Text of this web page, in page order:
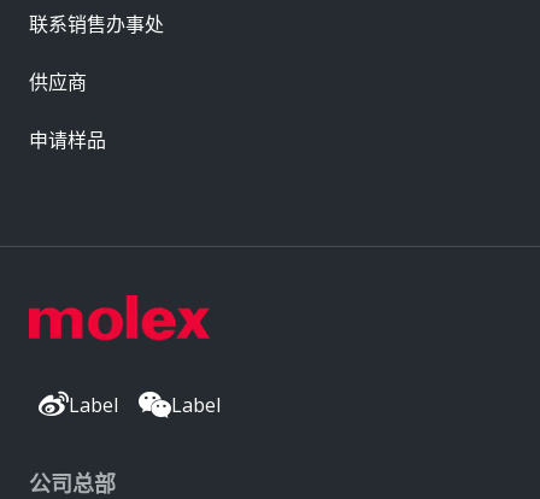
Label Label
公司总部
联系销售办事处
供应商
申请样品